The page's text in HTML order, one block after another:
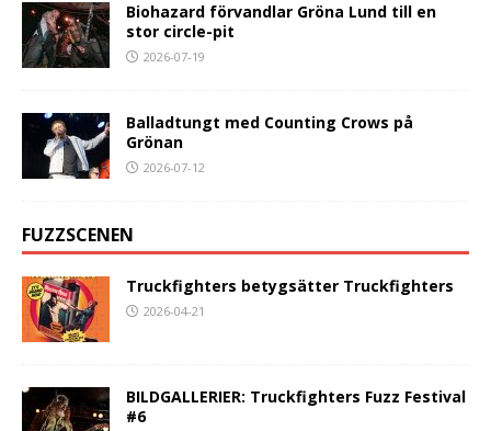
Biohazard förvandlar Gröna Lund till en
stor circle-pit
2026-07-19
Balladtungt med Counting Crows på
Grönan
2026-07-12
FUZZSCENEN
Truckfighters betygsätter Truckfighters
2026-04-21
BILDGALLERIER: Truckfighters Fuzz Festival
#6